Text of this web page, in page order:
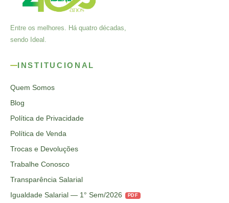
Entre os melhores. Há quatro décadas,
sendo Ideal.
INSTITUCIONAL
Quem Somos
Blog
Política de Privacidade
Política de Venda
Trocas e Devoluções
Trabalhe Conosco
Transparência Salarial
Igualdade Salarial — 1° Sem/2026
PDF